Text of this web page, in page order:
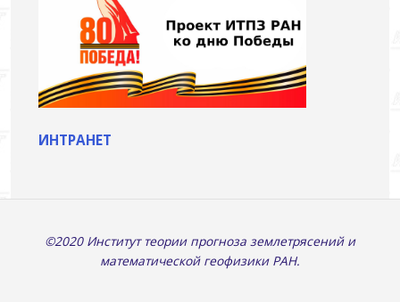
ИНТРАНЕТ
©2020 Институт теории прогноза землетрясений и
математической геофизики РАН.